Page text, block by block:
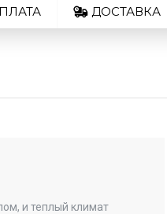
ДОСТАВКА
и теплый климат